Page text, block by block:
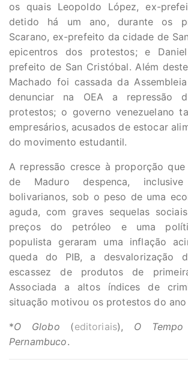
os quais Leopoldo López, ex-
detido há um ano, durante os
Scarano, ex-prefeito da cidade de
epicentros dos protestos; e
prefeito de San Cristóbal. Além
Machado foi cassada da
denunciar na OEA a repressão
protestos; o governo venezuelano
empresários, acusados de estocar
do movimento estudantil.
A repressão cresce à proporção
de Maduro despenca,
bolivarianos, sob o peso de uma
aguda, com graves sequelas
preços do petróleo e uma
populista geraram uma inflação
queda do PIB, a desvalorização
escassez de produtos de
Associada a altos índices de
situação motivou os protestos do ano
*O Globo (editoriais), O Tempo
Pernambuco.